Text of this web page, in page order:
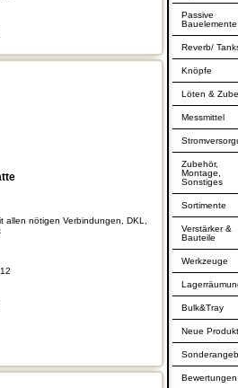
allen nötigen Verbindungen, DKL,
Passive
Bauelemente
Reverb/
Knöpfe
Löten &
Messmittel
Zubehör,
Montage,
Sonstiges
Sortimente
Verstärker &
Bauteile
Werkzeuge
Bulk&Tray
Neue
Bewertungen